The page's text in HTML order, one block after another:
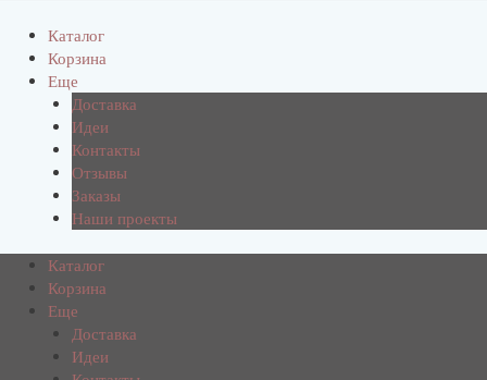
Каталог
Корзина
Еще
Доставка
Идеи
Контакты
Отзывы
Заказы
Наши проекты
Каталог
Корзина
Еще
Доставка
Идеи